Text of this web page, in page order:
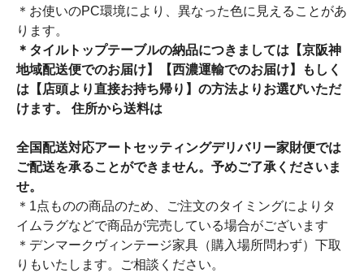
＊お使いのPC環境により、異なった色に見えることがあ
ります。
＊タイルトップテーブルの納品につきましては【京阪神
地域配送便でのお届け】【西濃運輸でのお届け】もしく
は【店頭より直接お持ち帰り】の方法よりお選びいただ
けます。 住所から送料は
全国配送対応アートセッティングデリバリー家財便では
ご配送を承ることができません。予めご了承くださいま
せ。
＊1点ものの商品のため、ご注文のタイミングによりタ
イムラグなどで商品が完売している場合がございます
＊デンマークヴィンテージ家具（購入場所問わず）下取
りもいたします。ご相談ください。